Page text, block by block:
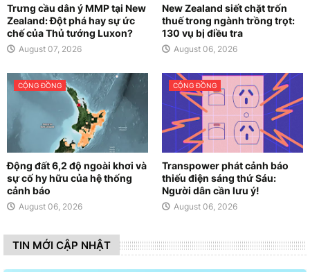
Trưng cầu dân ý MMP tại New
Zealand: Đột phá hay sự ức
chế của Thủ tướng Luxon?
August 07, 2026
New Zealand siết chặt trốn
thuế trong ngành trồng trọt:
130 vụ bị điều tra
August 06, 2026
CỘNG ĐỒNG
Động đất 6,2 độ ngoài khơi và
sự cố hy hữu của hệ thống
cảnh báo
August 06, 2026
CỘNG ĐỒNG
Transpower phát cảnh báo
thiếu điện sáng thứ Sáu:
Người dân cần lưu ý!
August 06, 2026
TIN MỚI CẬP NHẬT